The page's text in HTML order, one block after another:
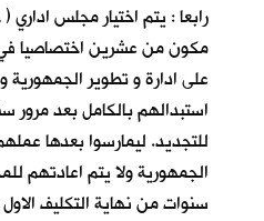
رابعا : يتم اختيار مجلس اداري
مكون من عشرين اختصاصيا في
على ادارة و تطوير
استبدالهم بالكامل بعد مرور
للتجديد. ليمارسوا بعدها
الجمهورية ولا يتم اعادتهم
سنوات من نهاية التكليف